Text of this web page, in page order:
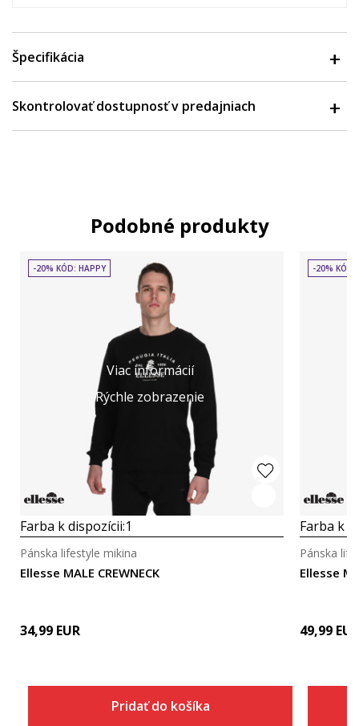
Špecifikácia
Skontrolovať dostupnosť v predajniach
Podobné produkty
Viac informácií
Rýchle zobrazenie
-20% KÓD: HAPPY
Farba k dispozícii:1
Ellesse MALE CREWNECK
Pánska lifestyle mikina
34,99 EUR
Pridať do košíka
-20% KÓD:
Farba k
Ellesse
Pánska
49,99 EUR